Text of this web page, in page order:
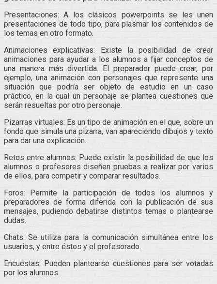
Presentaciones: A los clásicos powerpoints se les unen
presentaciones de todo tipo, para plasmar los contenidos de
los temas en otro formato.
Animaciones explicativas: Existe la posibilidad de crear
animaciones para ayudar a los alumnos a fijar conceptos de
una manera más divertida. El preparador puede crear, por
ejemplo, una animación con personajes que represente una
situación que podría ser objeto de estudio en un caso
práctico, en la cual un personaje se plantea cuestiones que
serán resueltas por otro personaje.
Pizarras virtuales: Es un tipo de animación en el que, sobre un
fondo que simula una pizarra, van apareciendo dibujos y texto
para dar una explicación.
Retos entre alumnos: Puede existir la posibilidad de que los
alumnos o profesores diseñen pruebas a realizar por varios
de ellos, para competir y comparar resultados.
Foros: Permite la participación de todos los alumnos y
preparadores de forma diferida con la publicación de sus
mensajes, pudiendo debatirse distintos temas o plantearse
dudas.
Chats: Se utiliza para la comunicación simultánea entre los
usuarios, y entre éstos y el profesorado.
Encuestas: Pueden plantearse cuestiones para ser votadas
por los alumnos.